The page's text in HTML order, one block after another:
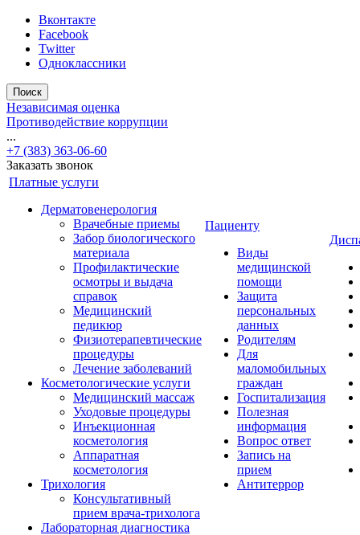
Вконтакте
Facebook
Twitter
Одноклассники
Поиск
Независимая оценка
Противодействие коррупции
...
+7 (383) 363-06-60
Заказать звонок
Платные услуги
Дерматовенерология
Врачебные приемы
Забор биологического
материала
Профилактические
осмотры и выдача
справок
Медицинский
педикюр
Физиотерапевтические
процедуры
Лечение заболеваний
Косметологические услуги
Медицинский массаж
Уходовые процедуры
Инъекционная
косметология
Аппаратная
косметология
Трихология
Консультативный
прием врача-трихолога
Лабораторная диагностика
Пациенту
Виды
медицинской
помощи
Защита
персональных
данных
Родителям
Для
маломобильных
граждан
Госпитализация
Полезная
информация
Вопрос ответ
Запись на
прием
Антитеррор